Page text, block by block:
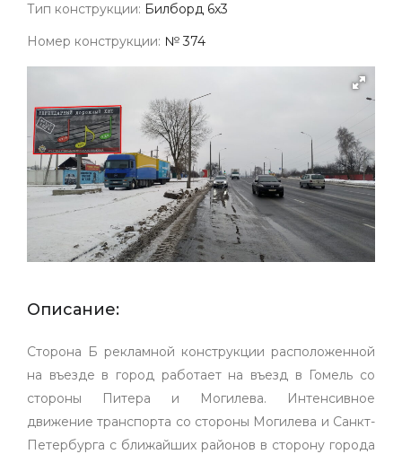
Тип конструкции: Билборд 6х3
Номер конструкции: № 374
Описание:
Сторона Б рекламной конструкции расположенной
на въезде в город работает на въезд в Гомель со
стороны Питера и Могилева. Интенсивное
движение транспорта со стороны Могилева и Санкт-
Петербурга с ближайших районов в сторону города